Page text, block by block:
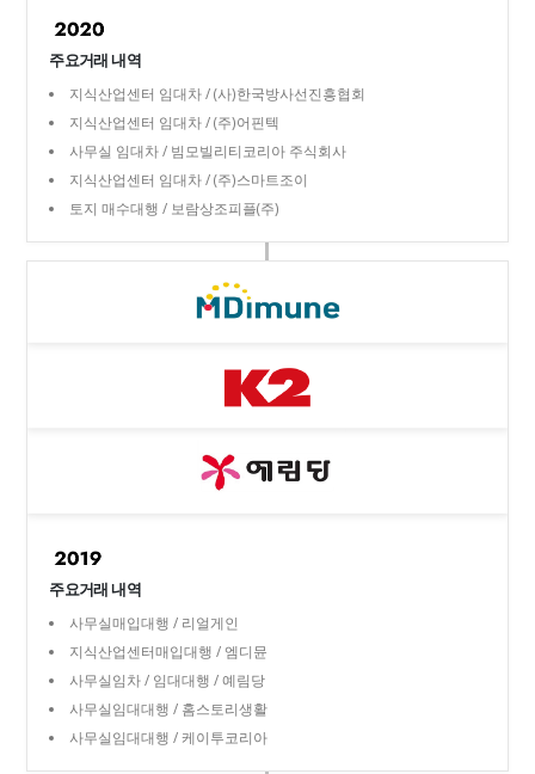
주요거래 내역
지식산업센터 임대차 / (사)한국방사선진흥협회
지식산업센터 임대차 / (주)어핀텍
사무실 임대차 / 빔모빌리티코리아 주식회사
지식산업센터 임대차 / (주)스마트조이
토지 매수대행 / 보람상조피플(주)
주요거래 내역
사무실매입대행 / 리얼게인
지식산업센터매입대행 / 엠디뮨
사무실임차 / 임대대행 / 예림당
사무실임대대행 / 홈스토리생활
사무실임대대행 / 케이투코리아